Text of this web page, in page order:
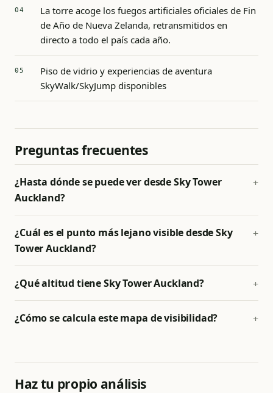
La torre acoge los fuegos artificiales oficiales de Fin
de Año de Nueva Zelanda, retransmitidos en
directo a todo el país cada año.
Piso de vidrio y experiencias de aventura
SkyWalk/SkyJump disponibles
Preguntas frecuentes
¿Hasta dónde se puede ver desde Sky Tower
Auckland?
¿Cuál es el punto más lejano visible desde Sky
Tower Auckland?
¿Qué altitud tiene Sky Tower Auckland?
¿Cómo se calcula este mapa de visibilidad?
Haz tu propio análisis